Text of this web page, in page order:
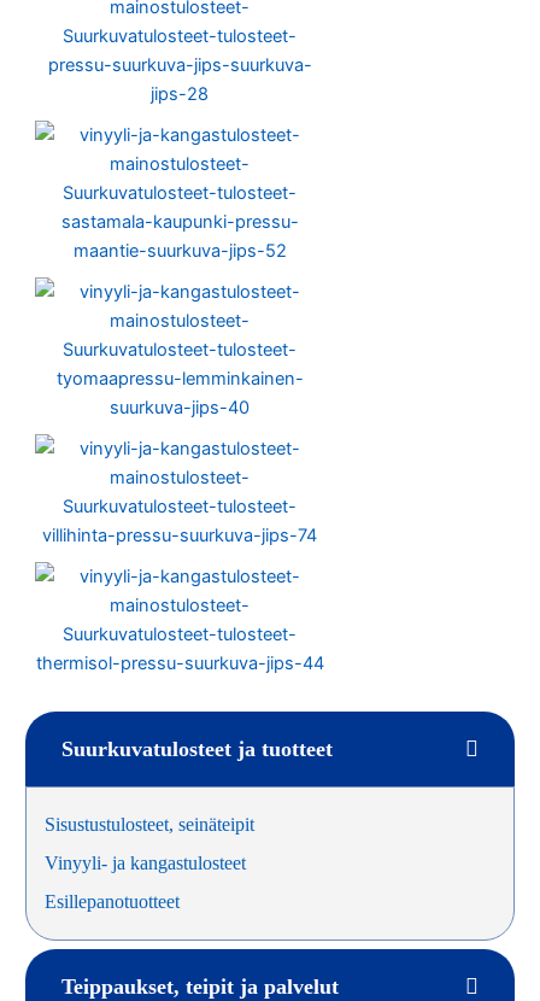
Suurkuvatulosteet ja tuotteet
Sisustustulosteet, seinäteipit
Vinyyli- ja kangastulosteet
Esillepanotuotteet
Teippaukset, teipit ja palvelut